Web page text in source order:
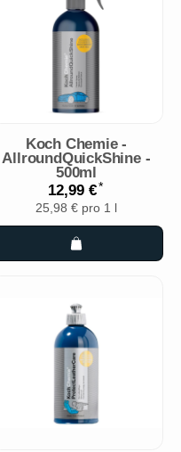
Koch Chemie -
AllroundQuickShine -
500ml
12,99 €*
25,98 € pro 1 l